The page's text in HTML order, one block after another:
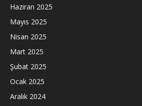
Haziran 2025
Mayıs 2025
Nisan 2025
Mart 2025
Şubat 2025
Ocak 2025
Aralık 2024